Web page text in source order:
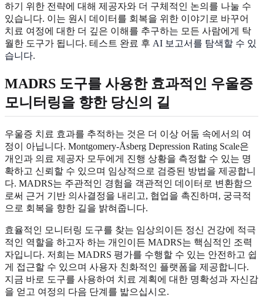
하기 위한 전략에 대해 제공자와 더 구체적인 논의를 나눌 수
있습니다. 이는 원시 데이터를 회복을 위한 이야기로 바꾸어
치료 여정에 대한 더 깊은 이해를 추구하는 모든 사람에게 탁
월한 도구가 됩니다. 테스트 완료 후 AI 보고서를 탐색할 수 있
습니다.
MADRS 도구를 사용한 효과적인 우울증
모니터링을 향한 당신의 길
우울증 치료 효과를 추적하는 것은 더 이상 어둠 속에서의 여
정이 아닙니다. Montgomery-Åsberg Depression Rating Scale은
개인과 의료 제공자 모두에게 진행 상황을 측정할 수 있는 명
확하고 신뢰할 수 있으며 임상적으로 검증된 방법을 제공합니
다. MADRS는 주관적인 경험을 객관적인 데이터로 변환함으
로써 근거 기반 의사결정을 내리고, 협업을 촉진하며, 궁극적
으로 회복을 향한 길을 밝혀줍니다.
효율적인 모니터링 도구를 찾는 임상의이든 정신 건강에 적극
적인 역할을 하고자 하는 개인이든 MADRS는 핵심적인 조력
자입니다. 저희는 MADRS 평가를 수행할 수 있는 안전하고 쉽
게 접근할 수 있으며 사용자 친화적인 플랫폼을 제공합니다.
지금 바로 도구를 사용하여 치료 계획에 대한 명확성과 자신감
을 얻고 여정의 다음 단계를 밟으십시오.